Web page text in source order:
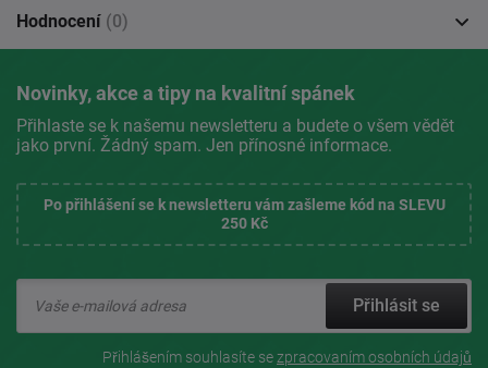
Hodnocení (0)
Novinky, akce a tipy na kvalitní spánek
Přihlaste se k našemu newsletteru a budete o všem vědět
jako první. Žádný spam. Jen přínosné informace.
Po přihlášení se k newsletteru vám zašleme kód na SLEVU
250 Kč
Přihlásit se
Přihlášením souhlasíte sezpracovaním osobních údajů